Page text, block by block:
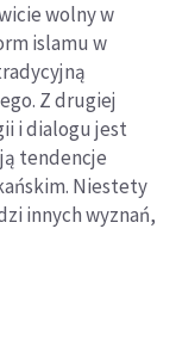
wolny w
islamu w
Z drugiej
i dialogu jest
tendencje
Niestety
innych wyznań,